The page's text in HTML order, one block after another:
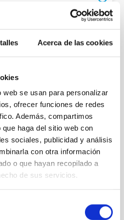
Acerca de las cookies
se usan para personalizar
ofrecer funciones de redes
Además, compartimos
haga del sitio web con
sociales, publicidad y análisis
con otra información
o que hayan recopilado a
de sus servicios.
de Tenerife
LOCATION
THIS HEADQUARTER